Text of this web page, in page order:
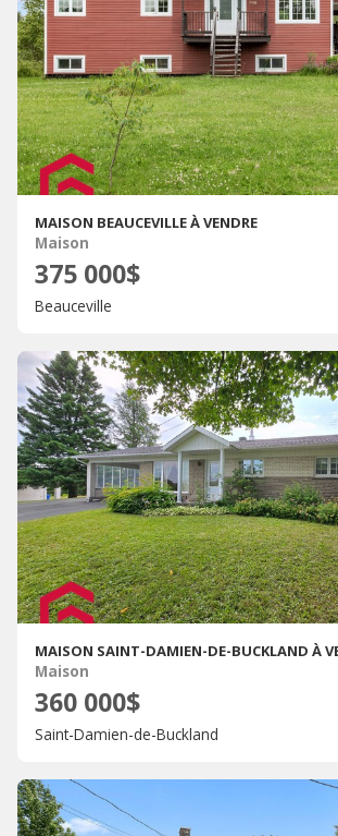
MAISON BEAUCEVILLE À VENDRE
Maison
375 000$
Beauceville
MAISON SAINT-DAMIEN-DE-BUCKLAND À
Maison
360 000$
Saint-Damien-de-Buckland